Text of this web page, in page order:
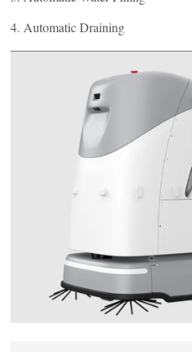
4. Automatic Draining